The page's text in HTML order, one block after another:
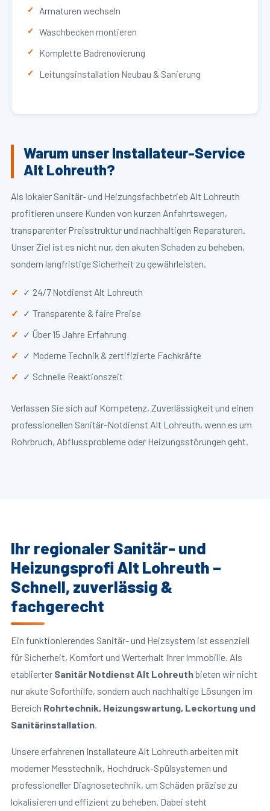
Armaturen wechseln
Waschbecken montieren
Komplette Badrenovierung
Leitungsinstallation Neubau & Sanierung
Warum unser Installateur-Service
Alt Lohreuth?
Als lokaler Sanitär- und Heizungsfachbetrieb Alt Lohreuth
profitieren unsere Kunden von kurzen Anfahrtswegen,
transparenter Preisstruktur und nachhaltigen Reparaturen.
Unser Ziel ist es nicht nur, den akuten Schaden zu beheben,
sondern langfristige Sicherheit zu gewährleisten.
✓ 24/7 Notdienst Alt Lohreuth
✓ Transparente & faire Preise
✓ Über 15 Jahre Erfahrung
✓ Moderne Technik & zertifizierte Fachkräfte
✓ Schnelle Reaktionszeit
Verlassen Sie sich auf Kompetenz, Zuverlässigkeit und einen
professionellen Sanitär-Notdienst Alt Lohreuth, wenn es um
Rohrbruch, Abflussprobleme oder Heizungsstörungen geht.
Ihr regionaler Sanitär- und
Heizungsprofi Alt Lohreuth –
Schnell, zuverlässig &
fachgerecht
Ein funktionierendes Sanitär- und Heizsystem ist essenziell
für Sicherheit, Komfort und Werterhalt Ihrer Immobilie. Als
etablierter Sanitär Notdienst Alt Lohreuthbieten wir nicht
nur akute Soforthilfe, sondern auch nachhaltige Lösungen im
Bereich Rohrtechnik, Heizungswartung, Leckortung und
Sanitärinstallation.
Unsere erfahrenen Installateure Alt Lohreuth arbeiten mit
moderner Messtechnik, Hochdruck-Spülsystemen und
professioneller Diagnosetechnik, um Schäden präzise zu
lokalisieren und effizient zu beheben. Dabei steht